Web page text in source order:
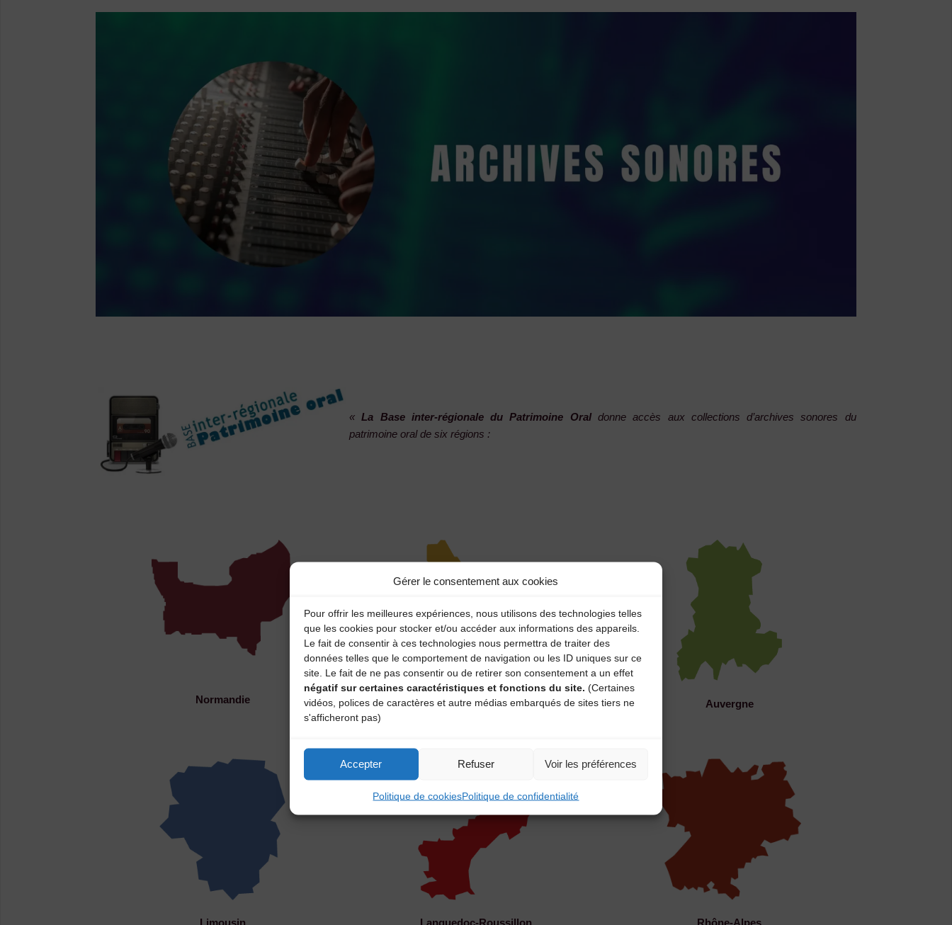
Gérer le consentement aux cookies
Pour offrir les meilleures expériences, nous utilisons des technologies telles
que les cookies pour stocker et/ou accéder aux informations des appareils.
Le fait de consentir à ces technologies nous permettra de traiter des
données telles que le comportement de navigation ou les ID uniques sur ce
site. Le fait de ne pas consentir ou de retirer son consentement a un effet
négatif sur certaines caractéristiques et fonctions du site. (Certaines
vidéos, polices de caractères et autre médias embarqués de sites tiers ne
s'afficheront pas)
Accepter Refuser Voir les préférences
Politique de cookiesPolitique de confidentialité
«La Base inter-régionale du Patrimoine Oraldonne accès aux collections d’archives sonores du
patrimoine oral de six régions :
Normandie Bourgogne Auvergne
Limousin Languedoc-Roussillon Rhône-Alpes